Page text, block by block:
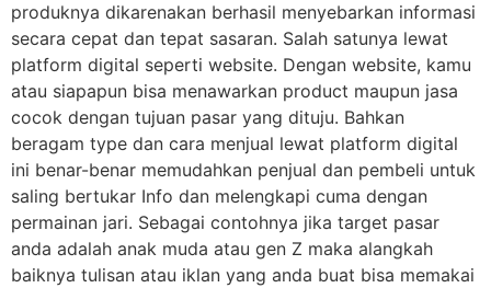
produknya dikarenakan berhasil menyebarkan informasi
secara cepat dan tepat sasaran. Salah satunya lewat
platform digital seperti website. Dengan website, kamu
atau siapapun bisa menawarkan product maupun jasa
cocok dengan tujuan pasar yang dituju. Bahkan
beragam type dan cara menjual lewat platform digital
ini benar-benar memudahkan penjual dan pembeli untuk
saling bertukar Info dan melengkapi cuma dengan
permainan jari. Sebagai contohnya jika target pasar
anda adalah anak muda atau gen Z maka alangkah
baiknya tulisan atau iklan yang anda buat bisa memakai